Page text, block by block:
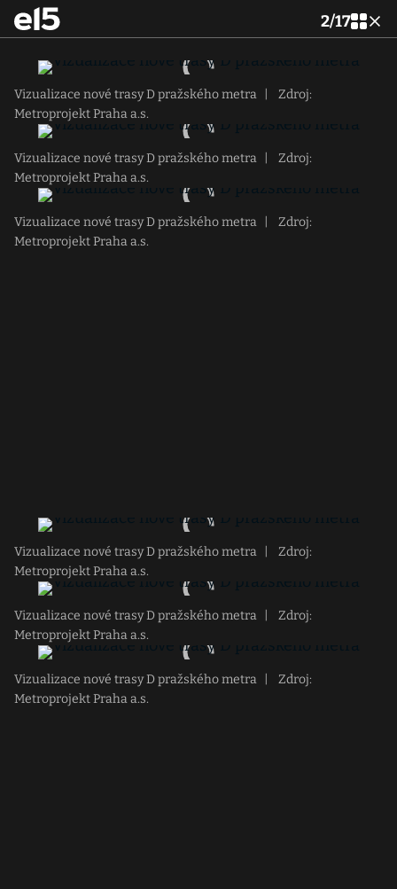
2/17
Vizualizace nové trasy D pražského metra
Zdroj:
Metroprojekt Praha a.s.
Vizualizace nové trasy D pražského metra
Zdroj:
Metroprojekt Praha a.s.
Vizualizace nové trasy D pražského metra
Zdroj:
Metroprojekt Praha a.s.
Vizualizace nové trasy D pražského metra
Zdroj:
Metroprojekt Praha a.s.
Vizualizace nové trasy D pražského metra
Zdroj:
Metroprojekt Praha a.s.
Vizualizace nové trasy D pražského metra
Zdroj:
Metroprojekt Praha a.s.